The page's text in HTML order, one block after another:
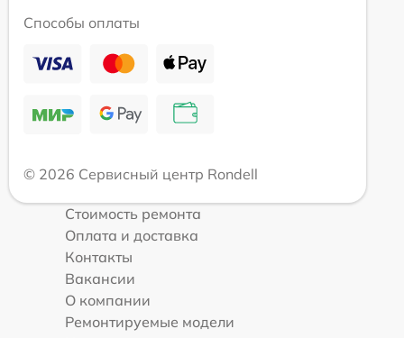
Способы оплаты
© 2026 Сервисный центр Rondell
Стоимость ремонта
Оплата и доставка
Контакты
Вакансии
О компании
Ремонтируемые модели